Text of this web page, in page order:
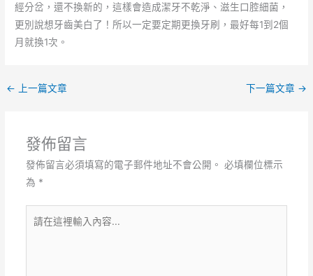
經分岔，還不換新的，這樣會造成潔牙不乾淨、滋生口腔細菌，
更別說想牙齒美白了！所以一定要定期更換牙刷，最好每1到2個
月就換1次。
← 上一篇文章 下一篇文章 →
發佈留言
發佈留言必須填寫的電子郵件地址不會公開。 必填欄位標示
為 *